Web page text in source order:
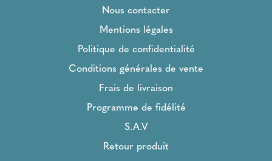
Nous contacter
Mentions légales
Politique de confidentialité
Conditions générales de vente
Frais de livraison
Programme de fidélité
S.A.V
Retour produit